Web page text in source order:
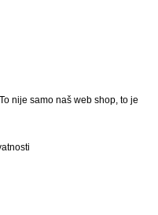
nije samo naš web shop, to je